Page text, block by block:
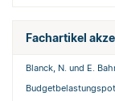
Fachartikel
Blanck, N. und E.